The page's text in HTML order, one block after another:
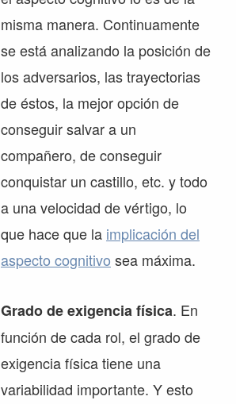
misma manera. Continuamente
se está analizando la posición de
los adversarios, las trayectorias
de éstos, la mejor opción de
conseguir salvar a un
compañero, de conseguir
conquistar un castillo, etc. y todo
a una velocidad de vértigo, lo
que hace que la implicación del
aspecto cognitivo sea máxima.
Grado de exigencia física. En
función de cada rol, el grado de
exigencia física tiene una
variabilidad importante. Y esto